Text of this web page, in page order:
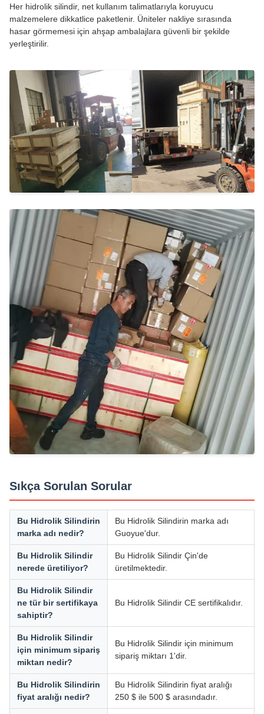
Her hidrolik silindir, net kullanım talimatlarıyla koruyucu
malzemelere dikkatlice paketlenir. Üniteler nakliye sırasında
hasar görmemesi için ahşap ambalajlara güvenli bir şekilde
yerleştirilir.
Sıkça Sorulan Sorular
Bu Hidrolik Silindirin
marka adı nedir?
Bu Hidrolik Silindirin marka adı
Guoyue'dur.
Bu Hidrolik Silindir
nerede üretiliyor?
Bu Hidrolik Silindir Çin'de
üretilmektedir.
Bu Hidrolik Silindir
ne tür bir sertifikaya
sahiptir?
Bu Hidrolik Silindir CE sertifikalıdır.
Bu Hidrolik Silindir
için minimum sipariş
miktarı nedir?
Bu Hidrolik Silindir için minimum
sipariş miktarı 1'dir.
Bu Hidrolik Silindirin
fiyat aralığı nedir?
Bu Hidrolik Silindirin fiyat aralığı
250 $ ile 500 $ arasındadır.